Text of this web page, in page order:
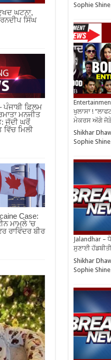
ਘਟਨਾ,
ਸਿੰਘ
ਪੰਜਾਬੀ ਫ਼ਿਲਮ
ਮਨਜੀਤ
ਜੱਦੀ ਘਰੋਂ
ਵਿੱਚ ਮਿਲੀ
Case:
ਮਾਮਲੇ ’ਚ
ਰਾਵਿੰਦਰ ਬੀਰ
Sophie
ਖੁਲਾਸਾ !
ਮੇਕਰਸ ਅੱਗੇ ਜੋੜੇ
Shikhar
Sophie
Jalandhar –
ਸੁਣਾਈ ਹੱਡਬੀਤੀ
Shikhar
Sophie